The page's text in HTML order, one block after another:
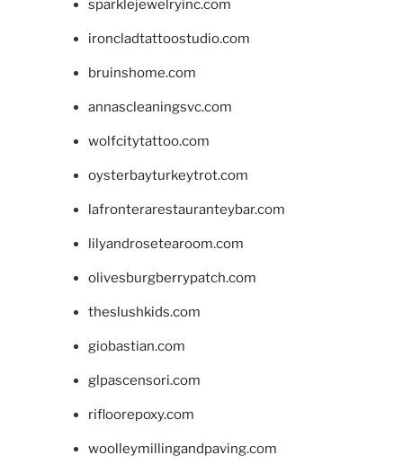
sparklejewelryinc.com
ironcladtattoostudio.com
bruinshome.com
annascleaningsvc.com
wolfcitytattoo.com
oysterbayturkeytrot.com
lafronterarestauranteybar.com
lilyandrosetearoom.com
olivesburgberrypatch.com
theslushkids.com
giobastian.com
glpascensori.com
rifloorepoxy.com
woolleymillingandpaving.com